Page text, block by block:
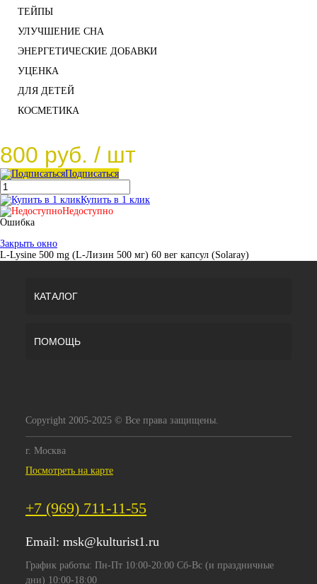
ТЕЙПЫ
УЛУЧШЕНИЕ СНА
ЭНЕРГЕТИЧЕСКИЕ ДОБАВКИ
УЦЕНКА
ДЛЯ ДЕТЕЙ
КОСМЕТИКА
800 руб. / шт
Подписаться
Купить в 1 клик
Недоступно
Ошибка
Закрыть окно
L-Lysine 500 mg (L-Лизин 500 мг) 60 вег капсул (Solaray)
КАТАЛОГ
ПОМОЩЬ
Copyright 2005-2025 © Все права защищены.
г. Москва
Посмотреть на карте
+7 (969) 711-11-55
Email: msk@kulturist1.ru
График работы: Пн-Пт 10:00-20:00 Сб-Вс (и праздничные
дни) 10:00-18:00